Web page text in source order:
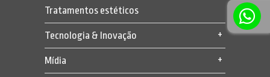
Tratamentos estéticos
Tecnologia & Inovação
Mídia